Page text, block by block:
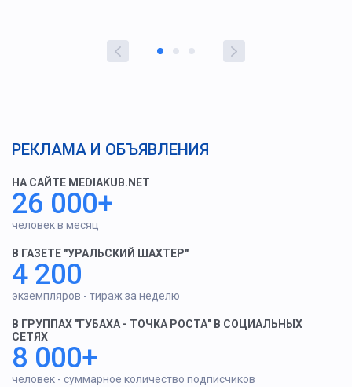
РЕКЛАМА И ОБЪЯВЛЕНИЯ
НА САЙТЕ MEDIAKUB.NET
26 000+
человек в месяц
В ГАЗЕТЕ "УРАЛЬСКИЙ ШАХТЕР"
4 200
экземпляров - тираж за неделю
В ГРУППАХ "ГУБАХА - ТОЧКА РОСТА" В СОЦИАЛЬНЫХ
СЕТЯХ
8 000+
человек - суммарное количество подписчиков